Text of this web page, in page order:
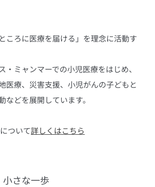
ころに医療を届ける」を理念に活動す
・ミャンマーでの小児医療をはじめ、
医療、災害支援、小児がんの子どもと
などを展開しています。
ついて詳しくはこちら
さな一歩